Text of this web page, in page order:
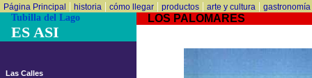
Página Principal | historia | cómo llegar| productos| arte y cultura | gastronomía
Tubilla del Lago
ES ASI
Las Calles
LOS PALOMARES